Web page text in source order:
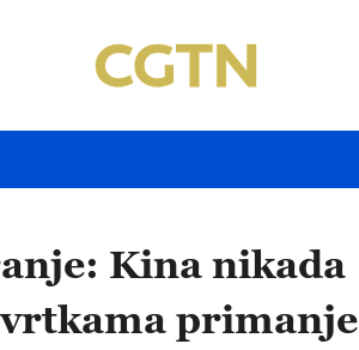
Kina nikada
primanje